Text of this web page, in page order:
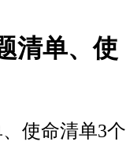
清单、使
使命清单3个